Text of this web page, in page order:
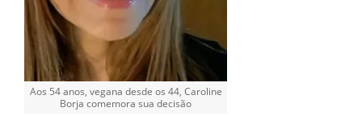
Aos 54 anos, vegana desde os 44, Caroline
Borja comemora sua decisão